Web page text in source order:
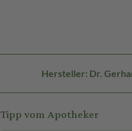
Hersteller: Dr.
Tipp vom Apotheker